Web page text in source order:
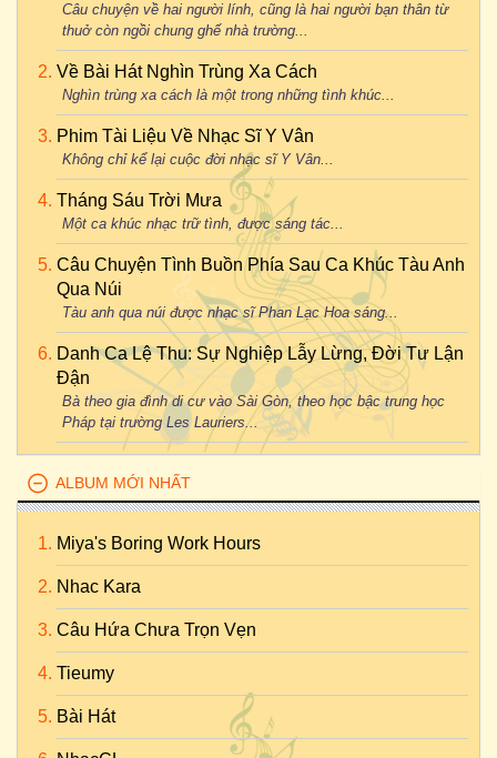
Câu chuyện về hai người lính, cũng là hai người bạn thân từ
thuở còn ngồi chung ghế nhà trường...
Về Bài Hát Nghìn Trùng Xa Cách
Nghìn trùng xa cách là một trong những tình khúc...
Phim Tài Liệu Về Nhạc Sĩ Y Vân
Không chỉ kể lại cuộc đời nhạc sĩ Y Vân...
Tháng Sáu Trời Mưa
Một ca khúc nhạc trữ tình, được sáng tác...
Câu Chuyện Tình Buồn Phía Sau Ca Khúc Tàu Anh
Qua Núi
Tàu anh qua núi được nhạc sĩ Phan Lạc Hoa sáng...
Danh Ca Lệ Thu: Sự Nghiệp Lẫy Lừng, Đời Tư Lận
Đận
Bà theo gia đình di cư vào Sài Gòn, theo học bậc trung học
Pháp tại trường Les Lauriers...
ALBUM MỚI NHẤT
Miya's Boring Work Hours
Nhac Kara
Câu Hứa Chưa Trọn Vẹn
Tieumy
Bài Hát